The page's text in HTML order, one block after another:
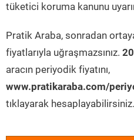
tüketici koruma kanunu
Pratik Araba, sonradan
fiyatlarıyla uğraşmazsınız.
aracın periyodik fiyatını,
www.pratikaraba.com/
tıklayarak hesaplayabilirsiniz.